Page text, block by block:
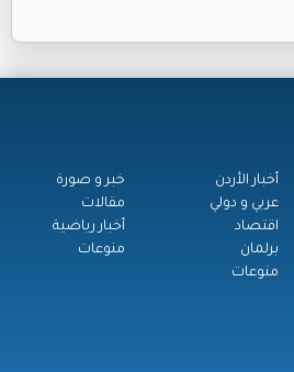
أخبار الأردن
عربي و دولي
اقتصاد
برلمان
منوعات
خبر و صورة
مقالات
أخبار رياضية
منوعات